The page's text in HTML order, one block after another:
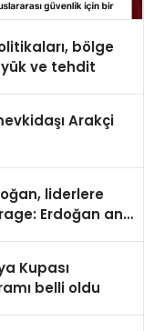
bölge
ve tehdit
Arakçi
liderlere
Erdoğan and
Kupası
belli oldu